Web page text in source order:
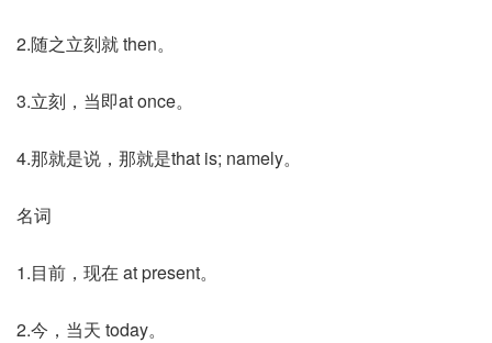
2.随之立刻就 then。
3.立刻，当即at once。
4.那就是说，那就是that is; namely。
名词
1.目前，现在 at present。
2.今，当天 today。